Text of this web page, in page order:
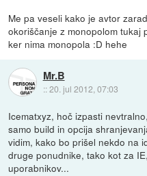
Me pa veseli kako je avtor
okoriščanje z monopolom tukaj
ker nima monopola :D hehe
Mr.B
::20. jul 2012, 07:03
Icematxyz, hoč izpasti
samo build in opcija
vidim, kako bo prišel nekdo na
druge ponudnike, tako kot za
uporabnikov...